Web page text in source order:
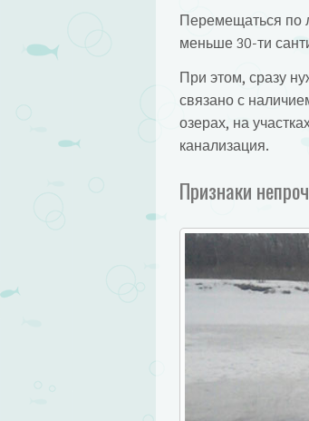
Перемещаться по
меньше 30-ти
При этом, сразу
связано с
озерах, на
канализация.
Признаки